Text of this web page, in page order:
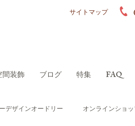
サイトマップ
間装飾 ブログ 特集 FAQ
デザインオードリー オンラインショ